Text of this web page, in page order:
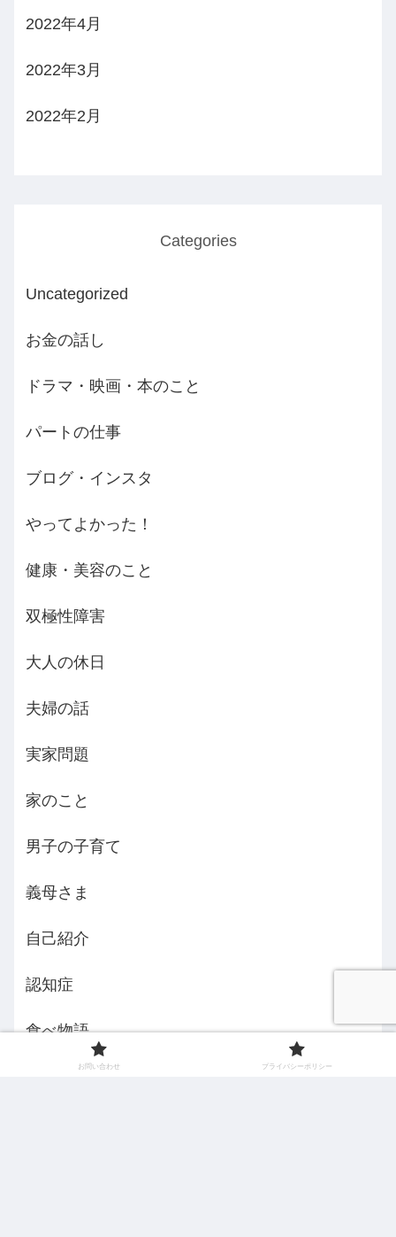
2022年4月
2022年3月
2022年2月
Categories
Uncategorized
お金の話し
ドラマ・映画・本のこと
パートの仕事
ブログ・インスタ
やってよかった！
健康・美容のこと
双極性障害
大人の休日
夫婦の話
実家問題
家のこと
男子の子育て
義母さま
自己紹介
認知症
食べ物語
お問い合わせ プライバシーポリシー